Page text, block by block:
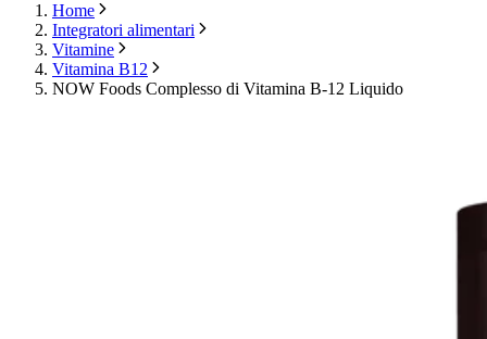
Home
Integratori alimentari
Vitamine
Vitamina B12
NOW Foods Complesso di Vitamina B-12 Liquido